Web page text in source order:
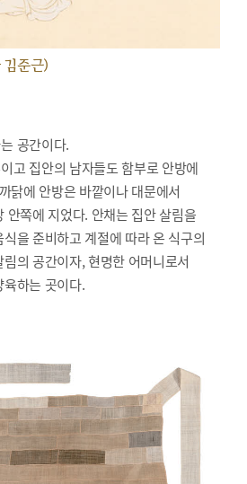
준근)
공간이다.
고 집안의 남자들도 함부로 안방에
닭에 안방은 바깥이나 대문에서
안쪽에 지었다. 안채는 집안 살림을
을 준비하고 계절에 따라 온 식구의
의 공간이자, 현명한 어머니로서
하는 곳이다.